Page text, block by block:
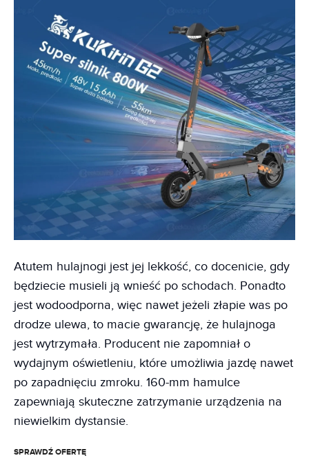
Atutem hulajnogi jest jej lekkość, co docenicie, gdy
będziecie musieli ją wnieść po schodach. Ponadto
jest wodoodporna, więc nawet jeżeli złapie was po
drodze ulewa, to macie gwarancję, że hulajnoga
jest wytrzymała. Producent nie zapomniał o
wydajnym oświetleniu, które umożliwia jazdę nawet
po zapadnięciu zmroku. 160-mm hamulce
zapewniają skuteczne zatrzymanie urządzenia na
niewielkim dystansie.
SPRAWDŹ OFERTĘ